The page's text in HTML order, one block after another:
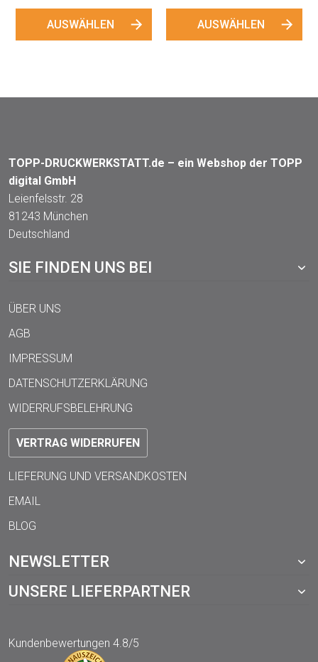
AUSWÄHLEN
TOPP-DRUCKWERKSTATT.de – ein Webshop der TOPP
digital GmbH
Leienfelsstr. 28
81243 München
Deutschland
SIE FINDEN UNS BEI
ÜBER UNS
AGB
IMPRESSUM
DATENSCHUTZERKLÄRUNG
WIDERRUFSBELEHRUNG
VERTRAG WIDERRUFEN
LIEFERUNG UND VERSANDKOSTEN
EMAIL
BLOG
NEWSLETTER
UNSERE LIEFERPARTNER
Kundenbewertungen 4.8/5